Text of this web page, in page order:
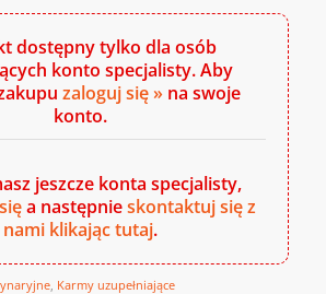
dostępny tylko dla osób
konto specjalisty. Aby
zaloguj się » na swoje
konto.
jeszcze konta specjalisty,
a następnieskontaktuj się z
nami klikając tutaj.
, Karmy uzupełniające